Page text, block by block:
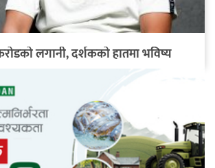
लगानी, दर्शकको हातमा भविष्य